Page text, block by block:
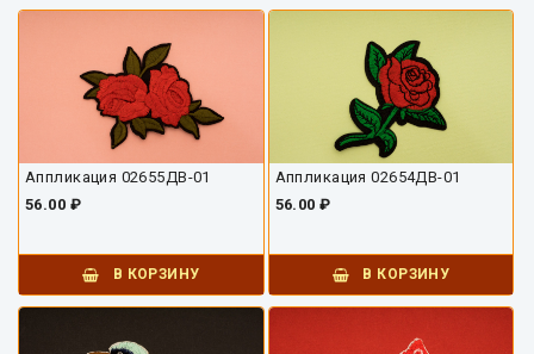
Аппликация 02655ДВ-01
56.00 ₽
В КОРЗИНУ
Аппликация 02654ДВ-01
56.00 ₽
В КОРЗИНУ